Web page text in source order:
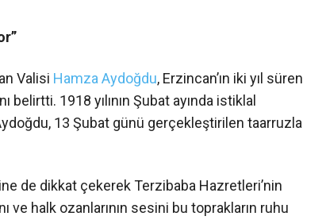
Valisi Hamza Aydoğdu, Erzincan’ın iki yıl süren
belirtti. 1918 yılının Şubat ayında istiklal
13 Şubat günü gerçekleştirilen taarruzla
de dikkat çekerek Terzibaba Hazretleri’nin
ve halk ozanlarının sesini bu toprakların ruhu